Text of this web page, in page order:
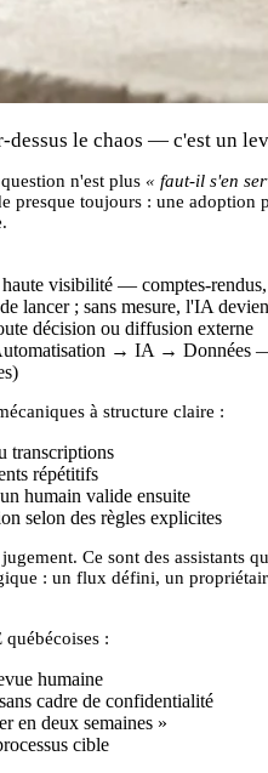
dessus le chaos — c'est un
n'est plus « faut-il s'en
presque toujours : une
visibilité — comptes-rendus,
lancer ; sans mesure, l'IA
décision ou diffusion externe
→ IA → Données
à structure claire :
transcriptions
répétitifs
humain valide ensuite
selon des règles explicites
Ce sont des assistants
: un flux défini, un
:
humaine
cadre de confidentialité
en deux semaines »
cible